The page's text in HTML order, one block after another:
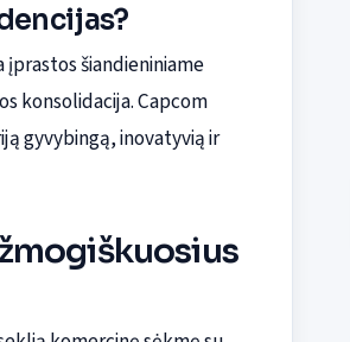
šiandieniniame
konsolidacija. Capcom
gyvybingą, inovatyvią ir